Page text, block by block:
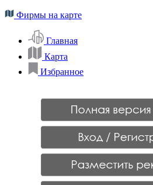
Фирмы на карте
Главная
Карта
Избранное